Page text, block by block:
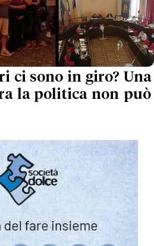
ci sono in giro? Una
la politica non può